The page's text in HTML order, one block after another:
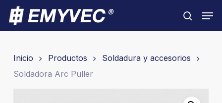
Skip
main
search
Inicio Productos
Soldadura y accesorios
Soldadora Arc Puller
Close